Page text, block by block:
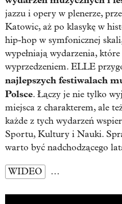
jazzu i opery w plenerze,
Katowic, aż po klasykę w
hip-hop w symfonicznej
wypełniają wydarzenia,
wyprzedzeniem. ELLE
najlepszych festiwalach
Polsce. Łączy je nie tylko
miejsca z charakterem, ale
każde z tych wydarzeń
Sportu, Kultury i Nauki.
warto być nadchodzącego
WIDEO …